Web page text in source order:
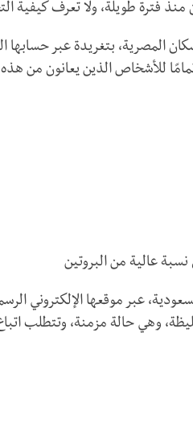
منذ فترة طويلة، ولا تعرف كيفية
المصرية، بتغريدة عبر
للأشخاص الذين يعانون من هذه
عالية من البروتين
عبر موقعها الإلكتروني
وهي حالة مزمنة، وتتطلب